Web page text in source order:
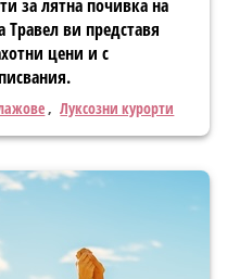
за лятна почивка на
ви представя
цени и с
Луксозни курорти